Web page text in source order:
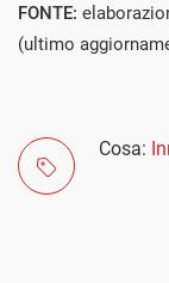
FONTE:
(ultimo
Cosa: